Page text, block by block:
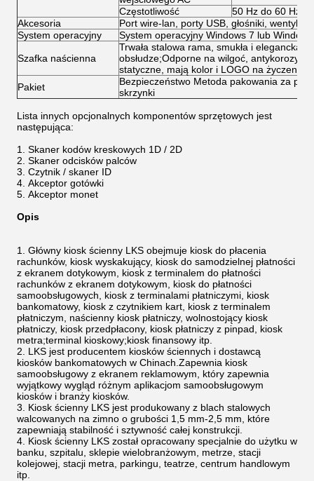
Częstotliwość
50 Hz do 60 Hz
Akcesoria
Port wire-lan, porty USB, głośniki,
System operacyjny
System operacyjny Windows 7 lub
Szafka naścienna
Trwała stalowa rama, smukła i elegancka
obsłudze;Odporne na wilgoć,
statyczne, mają kolor i LOGO na życzenie.
Pakiet
Bezpieczeństwo Metoda pakowania za
skrzynki
Lista innych opcjonalnych komponentów sprzętowych jest
następująca:
Skaner kodów kreskowych 1D / 2D
Skaner odcisków palców
Czytnik / skaner ID
Akceptor gotówki
Akceptor monet
Opis
Główny kiosk ścienny LKS obejmuje kiosk do płacenia
rachunków, kiosk wyskakujący, kiosk do samodzielnej płatności
z ekranem dotykowym, kiosk z terminalem do płatności
rachunków z ekranem dotykowym, kiosk do płatności
samoobsługowych, kiosk z terminalami płatniczymi, kiosk
bankomatowy, kiosk z czytnikiem kart, kiosk z terminalem
płatniczym, naścienny kiosk płatniczy, wolnostojący kiosk
płatniczy, kiosk przedpłacony, kiosk płatniczy z pinpad, kiosk
metra;terminal kioskowy;kiosk finansowy itp.
LKS jest producentem kiosków ściennych i dostawcą
kiosków bankomatowych w Chinach.Zapewnia kiosk
samoobsługowy z ekranem reklamowym, który zapewnia
wyjątkowy wygląd różnym aplikacjom samoobsługowym
kiosków i branży kiosków.
Kiosk ścienny LKS jest produkowany z blach stalowych
walcowanych na zimno o grubości 1,5 mm-2,5 mm, które
zapewniają stabilność i sztywność całej konstrukcji.
Kiosk ścienny LKS został opracowany specjalnie do użytku w
banku, szpitalu, sklepie wielobranżowym, metrze, stacji
kolejowej, stacji metra, parkingu, teatrze, centrum handlowym
itp.